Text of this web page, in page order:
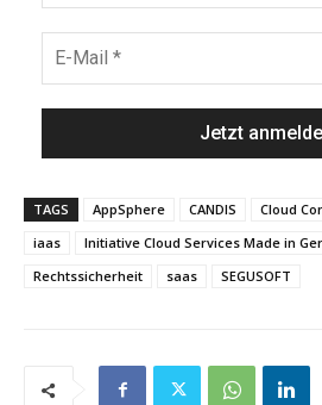
TAGS AppSphere CANDIS Cloud
iaas
Initiative Cloud Services Made in
Rechtssicherheit
saas SEGUSOFT